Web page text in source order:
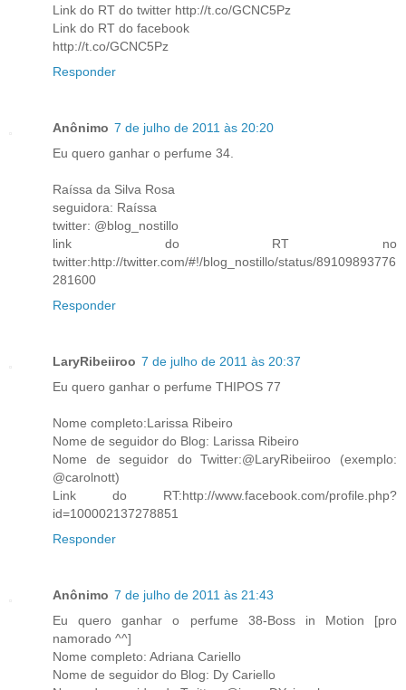
Link do RT do twitter http://t.co/GCNC5Pz
Link do RT do facebook
http://t.co/GCNC5Pz
Responder
Anônimo 7 de julho de 2011 às 20:20
Eu quero ganhar o perfume 34.
Raíssa da Silva Rosa
seguidora: Raíssa
twitter: @blog_nostillo
link do RT no
twitter:http://twitter.com/#!/blog_nostillo/status/89109893776
281600
Responder
LaryRibeiiroo 7 de julho de 2011 às 20:37
Eu quero ganhar o perfume THIPOS 77
Nome completo:Larissa Ribeiro
Nome de seguidor do Blog: Larissa Ribeiro
Nome de seguidor do Twitter:@LaryRibeiiroo (exemplo:
@carolnott)
Link do RT:http://www.facebook.com/profile.php?
id=100002137278851
Responder
Anônimo 7 de julho de 2011 às 21:43
Eu quero ganhar o perfume 38-Boss in Motion [pro
namorado ^^]
Nome completo: Adriana Cariello
Nome de seguidor do Blog: Dy Cariello